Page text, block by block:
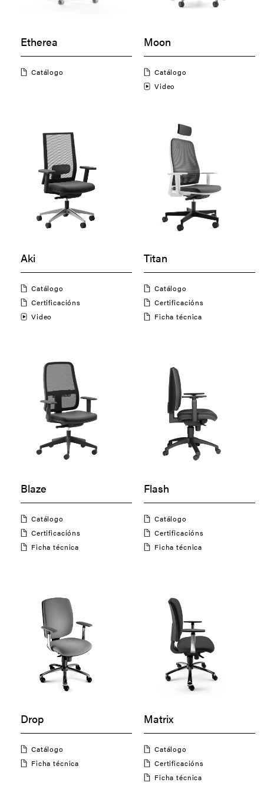
Etherea
Catálogo
Moon
Catálogo
Video
Aki
Catálogo
Certificacións
Video
Titan
Catálogo
Certificacións
Ficha técnica
Blaze
Catálogo
Certificacións
Ficha técnica
Flash
Catálogo
Certificacións
Ficha técnica
Drop
Catálogo
Ficha técnica
Matrix
Catálogo
Certificacións
Ficha técnica